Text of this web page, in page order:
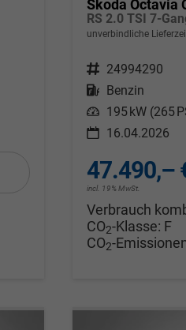
Skoda Octavia
RS 2.0 TSI 7-
unverbindliche
Fahrzeugnr. 24994290
Kraftstoff Benzin
Leistung 195 kW (265
16.04.2026
47.490,–
incl. 19% MwSt.
Verbrauch
CO2-Klasse: F
CO2-